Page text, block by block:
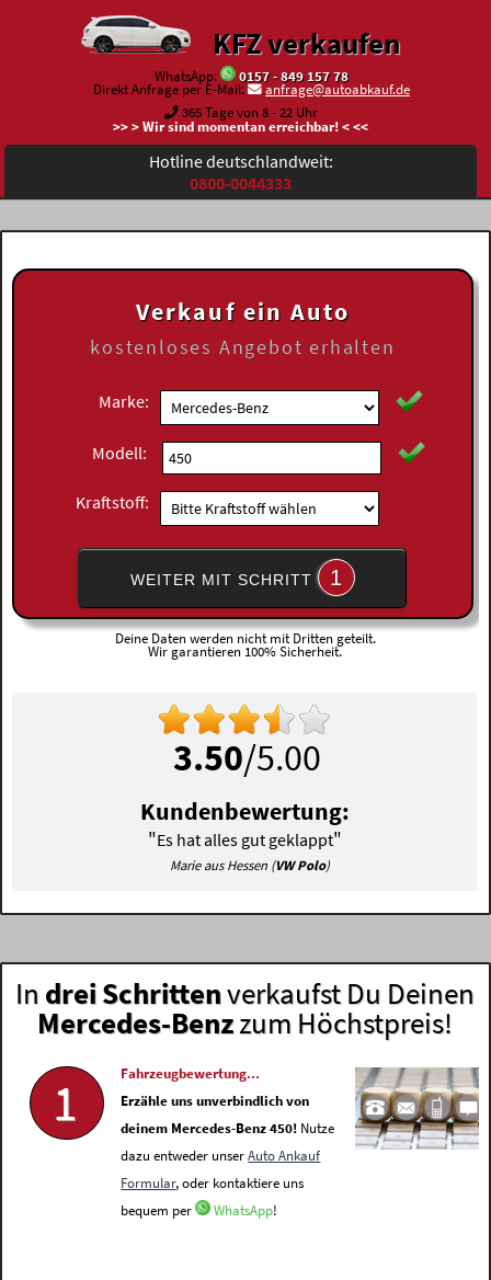
KFZ verkaufen
WhatsApp:
0157 - 849 157 78
Direkt Anfrage per E-Mail:
anfrage@autoabkauf.de
365 Tage von 8 - 22 Uhr
>> > Wir sind momentan erreichbar! < <<
Hotline deutschlandweit:
0800-0044333
Verkauf ein Auto
kostenloses Angebot erhalten
Marke:
Modell:
Kraftstoff:
WEITER MIT SCHRITT 1
Deine Daten werden nicht mit Dritten geteilt.
Wir garantieren 100% Sicherheit.
3.50/5.00
Kundenbewertung:
"Es hat alles gut geklappt"
Marie aus Hessen (VW Polo)
In drei Schrittenverkaufst Du Deinen
Mercedes-Benzzum Höchstpreis!
1
Fahrzeugbewertung...
Erzähle uns unverbindlich von
deinem Mercedes-Benz 450! Nutze
dazu entweder unserAuto Ankauf
Formular, oder kontaktiere uns
bequem per
WhatsApp!